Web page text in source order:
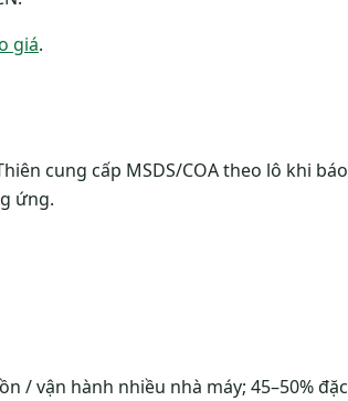
giá.
cung cấp MSDS/COA theo lô khi báo
ứng.
/ vận hành nhiều nhà máy; 45–50% đặc